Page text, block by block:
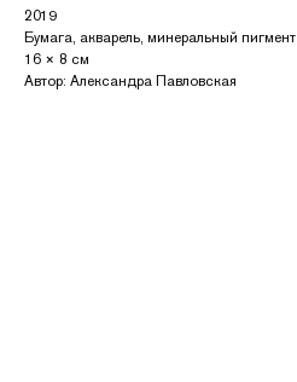
2019
Бумага, акварель, минеральный пигмент
16 × 8 см
Автор: Александра Павловская